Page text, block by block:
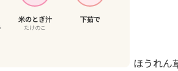
米のとぎ汁
たけのこ
下茹で
ほうれん